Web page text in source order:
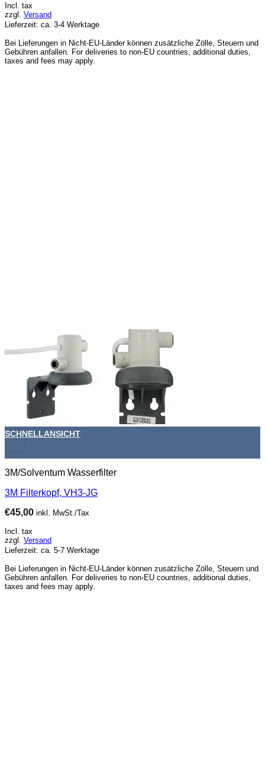
Incl. tax
zzgl. Versand
Lieferzeit: ca. 3-4 Werktage
Bei Lieferungen in Nicht-EU-Länder können zusätzliche Zölle, Steuern und
Gebühren anfallen. For deliveries to non-EU countries, additional duties,
taxes and fees may apply.
+
SCHNELLANSICHT
3M/Solventum Wasserfilter
3M Filterkopf, VH3-JG
€45,00 inkl. MwSt./Tax
Incl. tax
zzgl. Versand
Lieferzeit: ca. 5-7 Werktage
Bei Lieferungen in Nicht-EU-Länder können zusätzliche Zölle, Steuern und
Gebühren anfallen. For deliveries to non-EU countries, additional duties,
taxes and fees may apply.